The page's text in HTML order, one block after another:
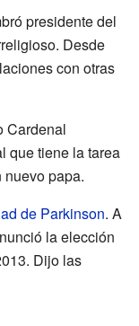
presidente del
Desde
con otras
Cardenal
que tiene la tarea
papa.
de Parkinson. A
la elección
Dijo las